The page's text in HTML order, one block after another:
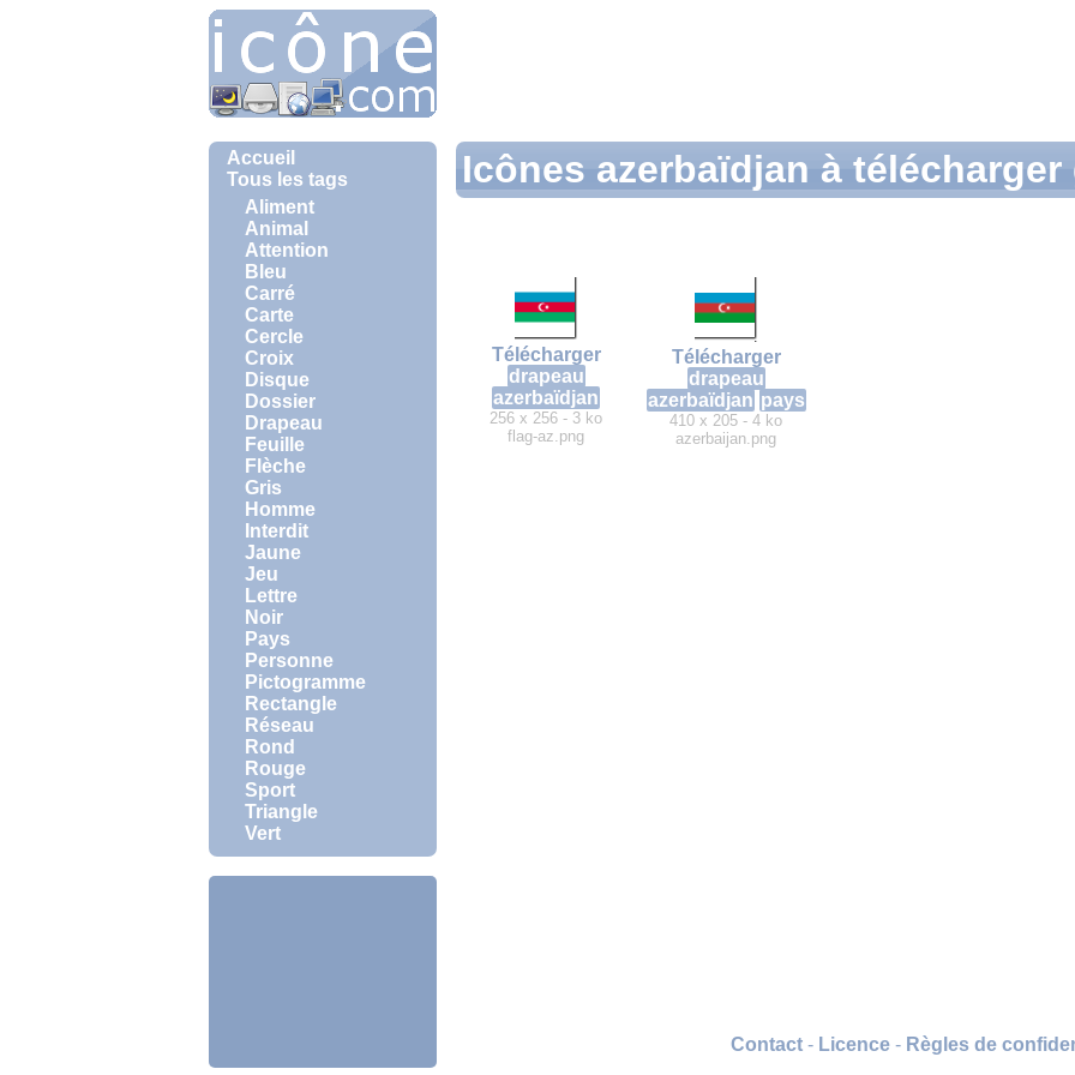
Accueil
Tous les tags
Aliment
Animal
Attention
Bleu
Carré
Carte
Cercle
Croix
Disque
Dossier
Drapeau
Feuille
Flèche
Gris
Homme
Interdit
Jaune
Jeu
Lettre
Noir
Pays
Personne
Pictogramme
Rectangle
Réseau
Rond
Rouge
Sport
Triangle
Vert
Icônes azerbaïdjan à
Télécharger
drapeau
azerbaïdjan
256 x 256 - 3 ko
flag-az.png
Télécharger
drapeau
azerbaïdjan pays
410 x 205 - 4 ko
azerbaijan.png
Contact- Licence- Règles de